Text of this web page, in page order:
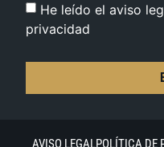
He leído el aviso
privacidad
AVISO LEGALPOLÍTICA DE